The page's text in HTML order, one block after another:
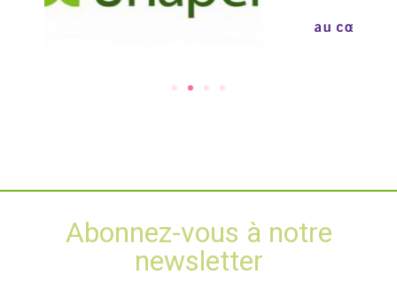
Abonnez-vous à notre
newsletter